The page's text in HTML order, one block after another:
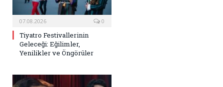
07.08.2026 0
Tiyatro Festivallerinin
Geleceği: Eğilimler,
Yenilikler ve Öngörüler